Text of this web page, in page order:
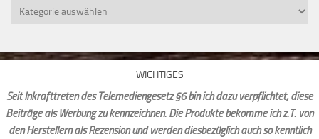
Kategorien
WICHTIGES
Seit Inkrafttreten des Telemediengesetz §6 bin ich dazu verpflichtet, diese
Beiträge als Werbung zu kennzeichnen. Die Produkte bekomme ich z.T. von
den Herstellern als Rezension und werden diesbezüglich auch so kenntlich